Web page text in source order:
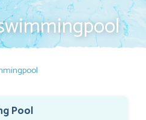
Pool